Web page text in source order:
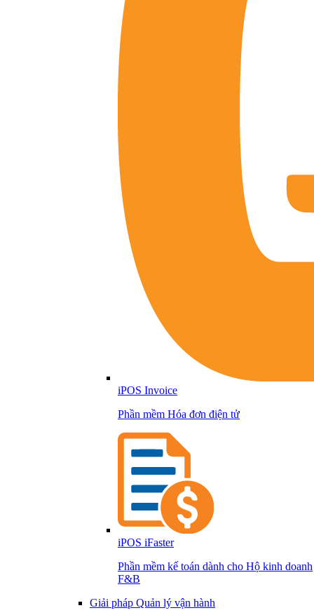
iPOS Invoice
Phần mềm Hóa đơn điện tử
iPOS iFaster
Phần mềm kế toán dành cho Hộ kinh doanh
F&B
Giải pháp Quản lý vận hành